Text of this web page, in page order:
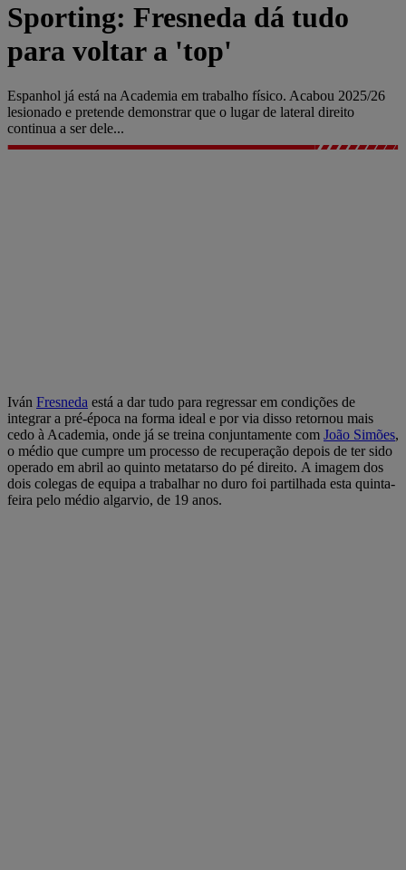
Sporting: Fresneda dá tudo
para voltar a 'top'
Espanhol já está na Academia em trabalho físico. Acabou 2025/26
lesionado e pretende demonstrar que o lugar de lateral direito
continua a ser dele...
Iván Fresneda está a dar tudo para regressar em condições de
integrar a pré-época na forma ideal e por via disso retornou mais
cedo à Academia, onde já se treina conjuntamente com João Simões,
o médio que cumpre um processo de recuperação depois de ter sido
operado em abril ao quinto metatarso do pé direito. A imagem dos
dois colegas de equipa a trabalhar no duro foi partilhada esta quinta-
feira pelo médio algarvio, de 19 anos.